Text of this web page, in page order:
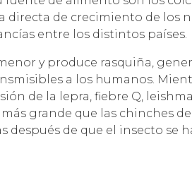
directa de crecimiento de los
entre los distintos países.
y produce rasquiña,
a los humanos.
de la lepra, fiebre Q,
grande que las chinches
después de que el insecto se